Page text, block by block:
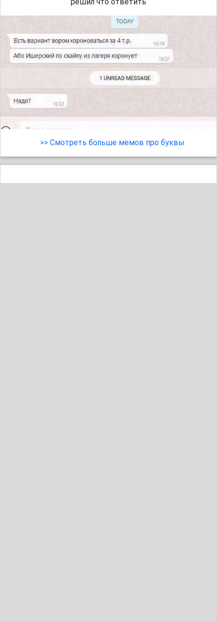
>> Смотреть больше мемов про буквы